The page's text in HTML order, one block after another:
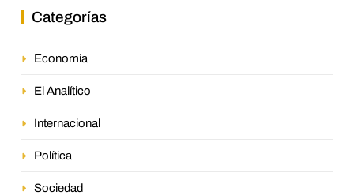
Categorías
Economía
El Analítico
Internacional
Política
Sociedad